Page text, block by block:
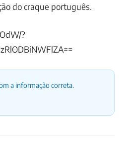
do craque português.
?
a informação correta.